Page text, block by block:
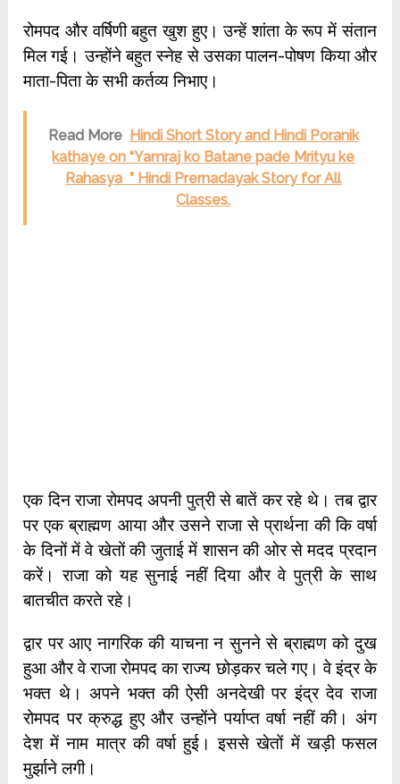
रोमपद और वर्षिणी बहुत खुश हुए। उन्हें शांता के रूप में संतान
मिल गई। उन्होंने बहुत स्नेह से उसका पालन-पोषण किया और
माता-पिता के सभी कर्तव्य निभाए।
Read More Hindi Short Story and Hindi Poranik
kathaye on “Yamraj ko Batane pade Mrityu ke
Rahasya ” Hindi Prernadayak Story for All
Classes.
एक दिन राजा रोमपद अपनी पुत्री से बातें कर रहे थे। तब द्वार
पर एक ब्राह्मण आया और उसने राजा से प्रार्थना की कि वर्षा
के दिनों में वे खेतों की जुताई में शासन की ओर से मदद प्रदान
करें। राजा को यह सुनाई नहीं दिया और वे पुत्री के साथ
बातचीत करते रहे।
द्वार पर आए नागरिक की याचना न सुनने से ब्राह्मण को दुख
हुआ और वे राजा रोमपद का राज्य छोड़कर चले गए। वे इंद्र के
भक्त थे। अपने भक्त की ऐसी अनदेखी पर इंद्र देव राजा
रोमपद पर क्रुद्ध हुए और उन्होंने पर्याप्त वर्षा नहीं की। अंग
देश में नाम मात्र की वर्षा हुई। इससे खेतों में खड़ी फसल
मुर्झाने लगी।